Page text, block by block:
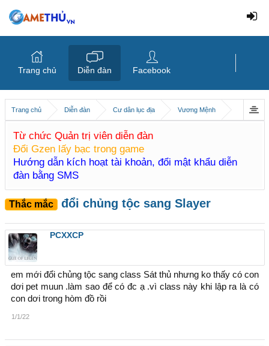
Trang chủ Diễn đàn Cư dân lục địa Vương Mệnh
Từ chức Quản trị viên diễn đàn
Đổi Gzen lấy bạc trong game
Hướng dẫn kích hoạt tài khoản, đổi mật khẩu diễn
đàn bằng SMS
Thắc mắc đổi chủng tộc sang Slayer
PCXXCP
em mới đổi chủng tộc sang class Sát thủ nhưng ko thấy có con
dơi pet muun .làm sao để có đc ạ .vì class này khi lập ra là có
con dơi trong hòm đồ rồi
1/1/22
Trang chủ Diễn đàn Facebook